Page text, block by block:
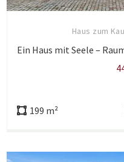
Haus zum
199 m²